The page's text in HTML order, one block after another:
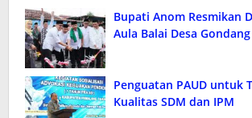
Bupati Anom Resmikan
Aula Balai Desa Gondang
Penguatan PAUD untuk
Kualitas SDM dan IPM